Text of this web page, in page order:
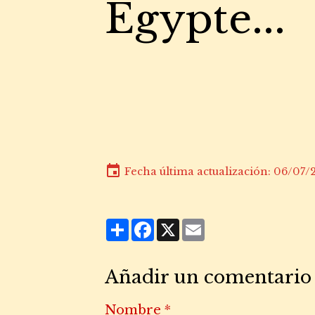
Egypte...
Fecha última actualización: 06/07/
Partager
Facebook
X
Añadir un comentario
Nombre